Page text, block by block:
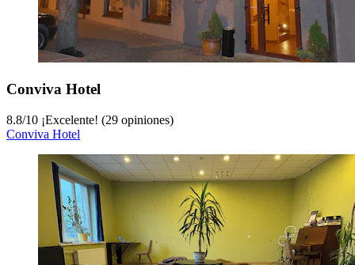
Conviva Hotel
8.8/10 ¡Excelente! (29 opiniones)
Conviva Hotel